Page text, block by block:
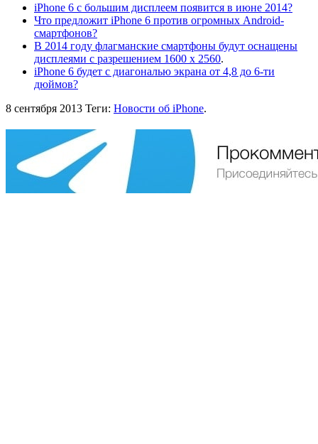
iPhone 6 с большим дисплеем появится в июне 2014?
Что предложит iPhone 6 против огромных Android-
смартфонов?
В 2014 году флагманские смартфоны будут оснащены
дисплеями с разрешением 1600 х 2560.
iPhone 6 будет с диагональю экрана от 4,8 до 6-ти
дюймов?
8 сентября 2013 Теги: Новости об iPhone.